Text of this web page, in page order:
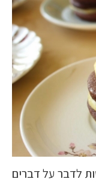
לדבר על דברים